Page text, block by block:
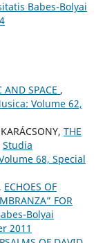
Babes-Bolyai
AND SPACE ,
Volume 62,
THE
Studia
68, Special
ECHOES OF
FOR
Bolyai
2011